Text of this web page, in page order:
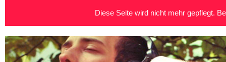
Diese Seite wird nicht mehr gepflegt.